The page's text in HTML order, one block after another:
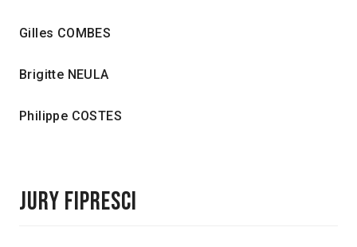
Gilles COMBES
Brigitte NEULA
Philippe COSTES
Jury FIPRESCI